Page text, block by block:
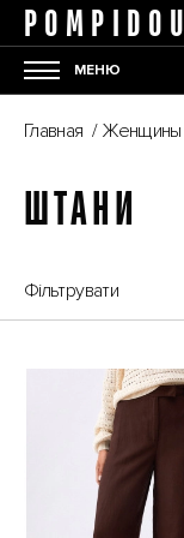
POMPIDOU
МЕНЮ
Главная / Женщины
ШТАНИ
Фільтрувати